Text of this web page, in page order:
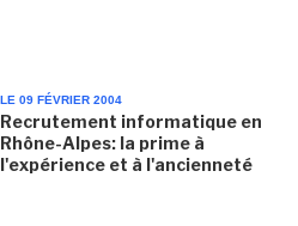
LE 09 FÉVRIER 2004
Recrutement informatique en
Rhône-Alpes: la prime à
l'expérience et à l'ancienneté